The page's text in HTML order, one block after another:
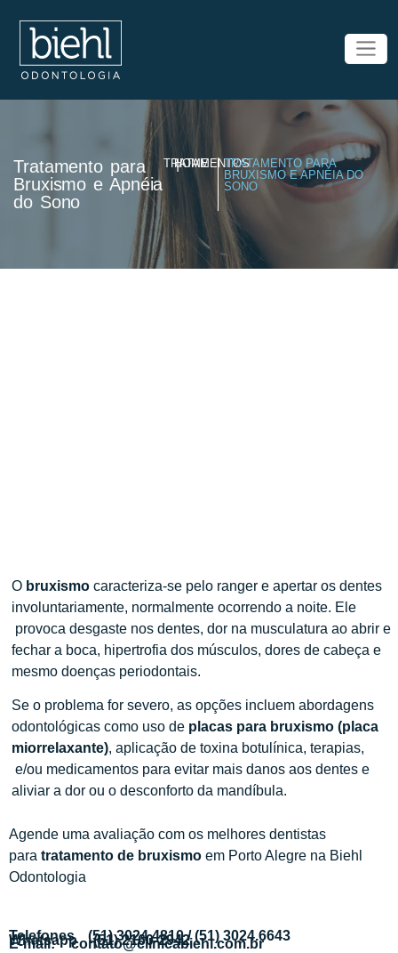
Tratamento para
Bruxismo e Apnéia
do Sono
HOME
|
TRATAMENTOSTRATAMENTO PARA
BRUXISMO E APNÉIA DO
SONO
O bruxismo caracteriza-se pelo ranger e apertar os dentes
involuntariamente, normalmente ocorrendo a noite. Ele
provoca desgaste nos dentes, dor na musculatura ao abrir e
fechar a boca, hipertrofia dos músculos, dores de cabeça e
mesmo doenças periodontais.
Se o problema for severo, as opções incluem abordagens
odontológicas como uso de placas para bruxismo (placa
miorrelaxante), aplicação de toxina botulínica, terapias,
e/ou medicamentos para evitar mais danos aos dentes e
aliviar a dor ou o desconforto da mandíbula.
Agende uma avaliação com os melhores dentistas
para tratamento de bruxismo em Porto Alegre na Biehl
Odontologia
Telefones (51) 3024.4810 / (51) 3024.6643
Whatsapp (51) 2160-2942
E-mail: contato@clinicabiehl.com.br